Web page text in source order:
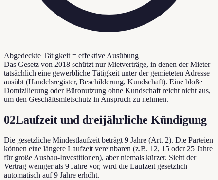
Abgedeckte Tätigkeit = effektive Ausübung
Das Gesetz von 2018 schützt nur Mietverträge, in denen der Mieter
tatsächlich eine gewerbliche Tätigkeit unter der gemieteten Adresse
ausübt (Handelsregister, Beschilderung, Kundschaft). Eine bloße
Domizilierung oder Büronutzung ohne Kundschaft reicht nicht aus,
um den Geschäftsmietschutz in Anspruch zu nehmen.
02Laufzeit und dreijährliche Kündigung
Die gesetzliche Mindestlaufzeit beträgt 9 Jahre (Art. 2). Die Parteien
können eine längere Laufzeit vereinbaren (z.B. 12, 15 oder 25 Jahre
für große Ausbau-Investitionen), aber niemals kürzer. Sieht der
Vertrag weniger als 9 Jahre vor, wird die Laufzeit gesetzlich
automatisch auf 9 Jahre erhöht.